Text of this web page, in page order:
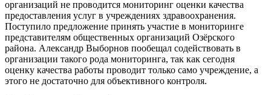
организаций не проводится мониторинг оценки качества
предоставления услуг в учреждениях здравоохранения.
Поступило предложение принять участие в мониторинге
представителям общественных организаций Озёрского
района. Александр Выборнов пообещал содействовать в
организации такого рода мониторинга, так как сегодня
оценку качества работы проводит только само учреждение, а
этого не достаточно для объективного контроля.